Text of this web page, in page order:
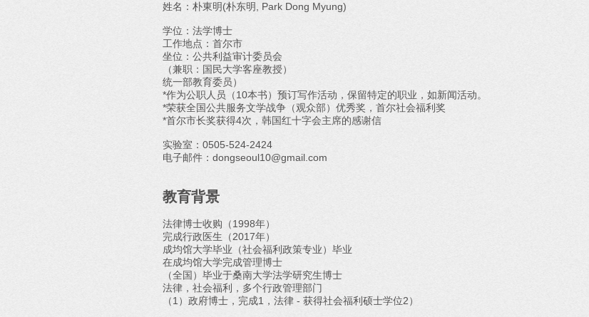
姓名：朴東明(朴东明, Park Dong Myung)
学位：法学博士
工作地点：首尔市
坐位：公共利益审计委员会
（兼职：国民大学客座教授）
统一部教育委员）
*作为公职人员（10本书）预订写作活动，保留特定的职业，如新闻活动。
*荣获全国公共服务文学战争（观众部）优秀奖，首尔社会福利奖
*首尔市长奖获得4次，韩国红十字会主席的感谢信
实验室：0505-524-2424
电子邮件：dongseoul10@gmail.com
教育背景
法律博士收购（1998年）
完成行政医生（2017年）
成均馆大学毕业（社会福利政策专业）毕业
在成均馆大学完成管理博士
（全国）毕业于桑南大学法学研究生博士
法律，社会福利，多个行政管理部门
（1）政府博士，完成1，法律 - 获得社会福利硕士学位2）